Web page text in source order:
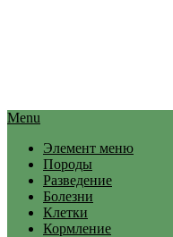
Menu
Элемент меню
Породы
Разведение
Болезни
Клетки
Кормление